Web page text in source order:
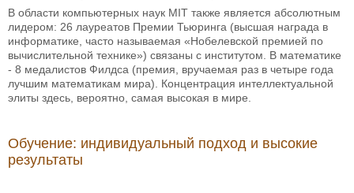
В области компьютерных наук MIT также является абсолютным
лидером: 26 лауреатов Премии Тьюринга (высшая награда в
информатике, часто называемая «Нобелевской премией по
вычислительной технике») связаны с институтом. В математике
- 8 медалистов Филдса (премия, вручаемая раз в четыре года
лучшим математикам мира). Концентрация интеллектуальной
элиты здесь, вероятно, самая высокая в мире.
Обучение: индивидуальный подход и высокие
результаты